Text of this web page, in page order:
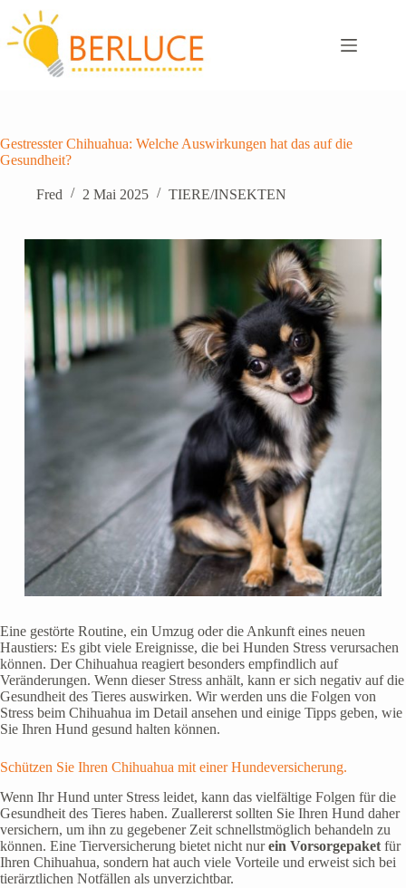
Inhalt
springen
Gestresster Chihuahua: Welche Auswirkungen hat das auf die
Gesundheit?
Fred 2 Mai 2025 TIERE/INSEKTEN
Eine gestörte Routine, ein Umzug oder die Ankunft eines neuen
Haustiers: Es gibt viele Ereignisse, die bei Hunden Stress verursachen
können. Der Chihuahua reagiert besonders empfindlich auf
Veränderungen. Wenn dieser Stress anhält, kann er sich negativ auf die
Gesundheit des Tieres auswirken. Wir werden uns die Folgen von
Stress beim Chihuahua im Detail ansehen und einige Tipps geben, wie
Sie Ihren Hund gesund halten können.
Schützen Sie Ihren Chihuahua mit einer Hundeversicherung.
Wenn Ihr Hund unter Stress leidet, kann das vielfältige Folgen für die
Gesundheit des Tieres haben. Zuallererst sollten Sie Ihren Hund daher
versichern, um ihn zu gegebener Zeit schnellstmöglich behandeln zu
können. Eine Tierversicherung bietet nicht nurein Vorsorgepaket für
Ihren Chihuahua, sondern hat auch viele Vorteile und erweist sich bei
tierärztlichen Notfällen als unverzichtbar.